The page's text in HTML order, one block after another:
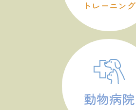
トレーニング
動物病院